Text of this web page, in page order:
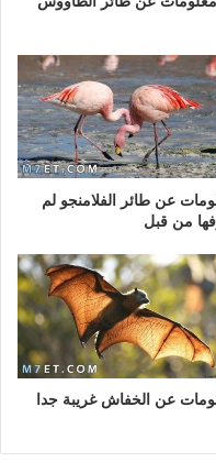
عن طائر الفلامنجو لم
من قبل
عن الخفاش غريبة جدا